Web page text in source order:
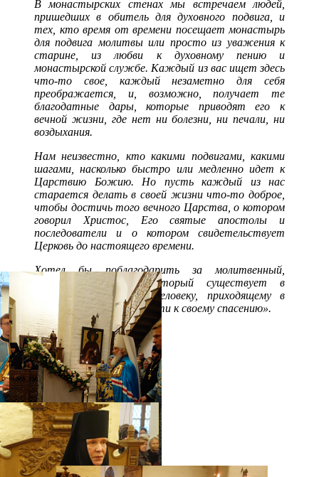
В монастырских стенах мы встречаем людей,
пришедших в обитель для духовного подвига, и
тех, кто время от времени посещает монастырь
для подвига молитвы или просто из уважения к
старине, из любви к духовному пению и
монастырской службе. Каждый из вас ищет здесь
что-то свое, каждый незаметно для себя
преображается, и, возможно, получает те
благодатные дары, которые приводят его к
вечной жизни, где нет ни болезни, ни печали, ни
воздыхания.
Нам неизвестно, кто какими подвигами, какими
шагами, насколько быстро или медленно идет к
Царствию Божию. Но пусть каждый из нас
старается делать в своей жизни что-то доброе,
чтобы достичь того вечного Царства, о котором
говорил Христос, Его святые апостолы и
последователи и о котором свидетельствует
Церковь до настоящего времени.
Хотел бы поблагодарить за молитвенный,
духовный настрой, который существует в
обители и помогает человеку, приходящему в
этот духовный оазис, идти к своему спасению».
Распечатать
Фото